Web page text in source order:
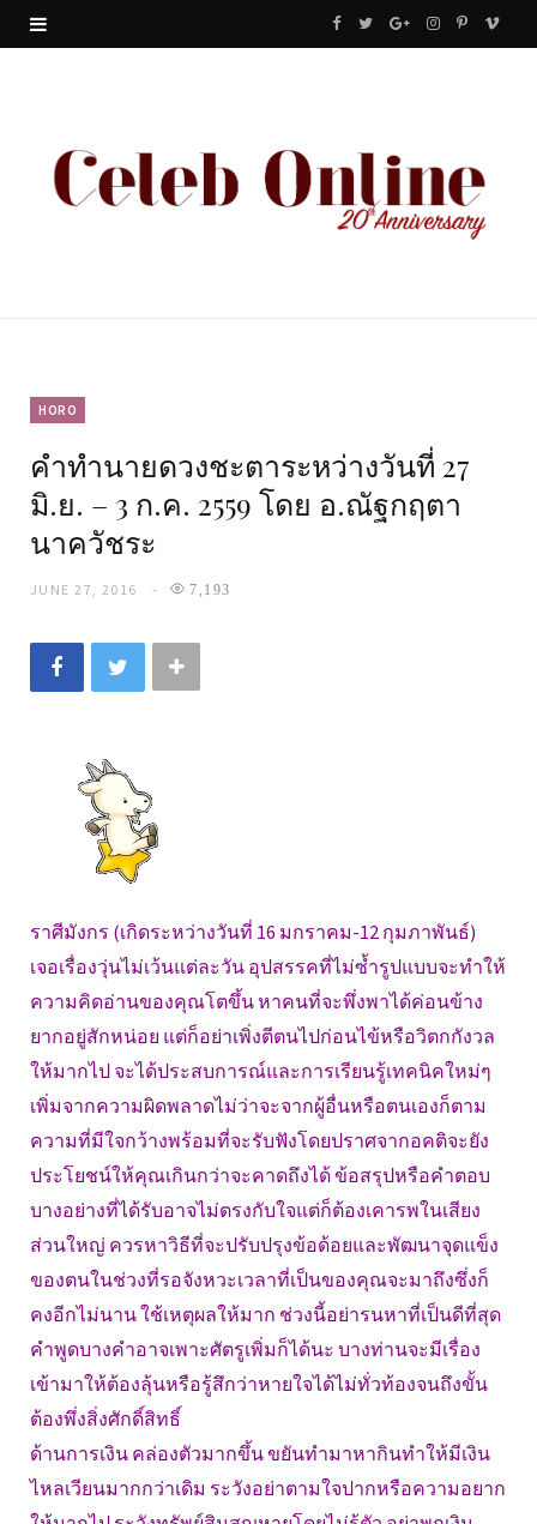
F
e
b
T
t
G
g
l
I
t
a
P
t
e
V
HORO
คำทำนายดวงชะตาระหว่างวันที่ 27
มิ.ย. – 3 ก.ค. 2559 โดย อ.ณัฐกฤตา
นาควัชระ
JUNE 27, 2016 7,193
ราศีมังกร (เกิดระหว่างวันที่ 16 มกราคม-12 กุมภาพันธ์)
เจอเรื่องวุ่นไม่เว้นแต่ละวัน อุปสรรคที่ไม่ซ้ำรูปแบบจะทำให้
ความคิดอ่านของคุณโตขึ้น หาคนที่จะพึ่งพาได้ค่อนข้าง
ยากอยู่สักหน่อย แต่ก็อย่าเพิ่งตีตนไปก่อนไข้หรือวิตกกังวล
ให้มากไป จะได้ประสบการณ์และการเรียนรู้เทคนิคใหม่ๆ
เพิ่มจากความผิดพลาดไม่ว่าจะจากผู้อื่นหรือตนเองก็ตาม
ความที่มีใจกว้างพร้อมที่จะรับฟังโดยปราศจากอคติจะยัง
ประโยชน์ให้คุณเกินกว่าจะคาดถึงได้ ข้อสรุปหรือคำตอบ
บางอย่างที่ได้รับอาจไม่ตรงกับใจแต่ก็ต้องเคารพในเสียง
ส่วนใหญ่ ควรหาวิธีที่จะปรับปรุงข้อด้อยและพัฒนาจุดแข็ง
ของตนในช่วงที่รอจังหวะเวลาที่เป็นของคุณจะมาถึงซึ่งก็
คงอีกไม่นาน ใช้เหตุผลให้มาก ช่วงนี้อย่ารนหาที่เป็นดีที่สุด
คำพูดบางคำอาจเพาะศัตรูเพิ่มก็ได้นะ บางท่านจะมีเรื่อง
เข้ามาให้ต้องลุ้นหรือรู้สึกว่าหายใจได้ไม่ทั่วท้องจนถึงขั้น
ต้องพึ่งสิ่งศักดิ์สิทธิ์
ด้านการเงิน คล่องตัวมากขึ้น ขยันทำมาหากินทำให้มีเงิน
ไหลเวียนมากกว่าเดิม ระวังอย่าตามใจปากหรือความอยาก